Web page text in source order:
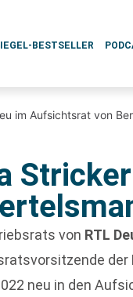
BESTSELLER
im Aufsichtsrat von
von RTL
der
neu in den